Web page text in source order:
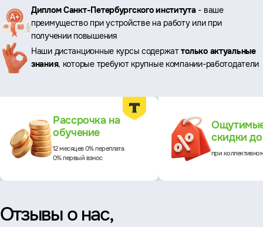
Ключевые
преимущества
Диплом Санкт-Петербургского института- ваше
преимущество при устройстве на работу или при
получении повышения
Наши дистанционные курсы содержаттолько актуальные
знания, которые требуют крупные компании-работодатели
Рассрочка на
обучение
12 месяцев 0% переплата
0% первый взнос
скидки
при
Отзывы о нас,